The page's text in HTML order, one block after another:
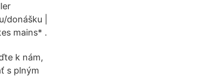
donášku |
mains* .
k nám,
s plným